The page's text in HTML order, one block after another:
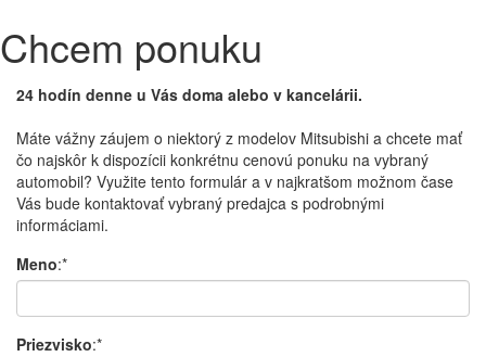
Chcem ponuku
24 hodín denne u Vás doma alebo v kancelárii.
Máte vážny záujem o niektorý z modelov Mitsubishi a chcete mať
čo najskôr k dispozícii konkrétnu cenovú ponuku na vybraný
automobil? Využite tento formulár a v najkratšom možnom čase
Vás bude kontaktovať vybraný predajca s podrobnými
informáciami.
Meno:*
Priezvisko:*